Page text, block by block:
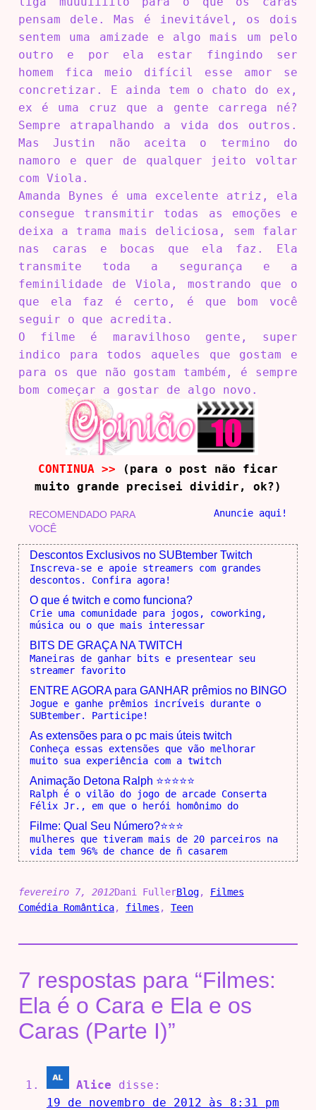
pensam dele. Mas é inevitável, os dois
sentem uma amizade e algo mais um pelo
outro e por ela estar fingindo ser
homem fica meio difícil esse amor se
concretizar. E ainda tem o chato do ex,
ex é uma cruz que a gente carrega né?
Sempre atrapalhando a vida dos outros.
Mas Justin não aceita o termino do
namoro e quer de qualquer jeito voltar
com Viola.
Amanda Bynes é uma excelente atriz, ela
consegue transmitir todas as emoções e
deixa a trama mais deliciosa, sem falar
nas caras e bocas que ela faz. Ela
transmite toda a segurança e a
feminilidade de Viola, mostrando que o
que ela faz é certo, é que bom você
seguir o que acredita.
O filme é maravilhoso gente, super
indico para todos aqueles que gostam e
para os que não gostam também, é sempre
bom começar a gostar de algo novo.
CONTINUA >>
(para o post não ficar
muito grande precisei dividir, ok?)
RECOMENDADO PARA
VOCÊ
Anuncie aqui!
Descontos Exclusivos no SUBtember Twitch
Inscreva-se e apoie streamers com grandes
descontos. Confira agora!
O que é twitch e como funciona?
Crie uma comunidade para jogos, coworking,
música ou o que mais interessar
BITS DE GRAÇA NA TWITCH
Maneiras de ganhar bits e presentear seu
streamer favorito
ENTRE AGORA para GANHAR prêmios no BINGO
Jogue e ganhe prêmios incríveis durante o
SUBtember. Participe!
As extensões para o pc mais úteis twitch
Conheça essas extensões que vão melhorar
muito sua experiência com a twitch
Animação Detona Ralph ⭐⭐⭐⭐⭐
Ralph é o vilão do jogo de arcade Conserta
Félix Jr., em que o herói homônimo do
Filme: Qual Seu Número?⭐⭐⭐
mulheres que tiveram mais de 20 parceiros na
vida tem 96% de chance de ñ casarem
fevereiro 7, 2012Dani FullerBlog, Filmes
Comédia Romântica, filmes , Teen
7 respostas para “Filmes:
Ela é o Cara e Ela e os
Caras (Parte I)”
Alice
disse:
19 de novembro de 2012 às 8:31 pm